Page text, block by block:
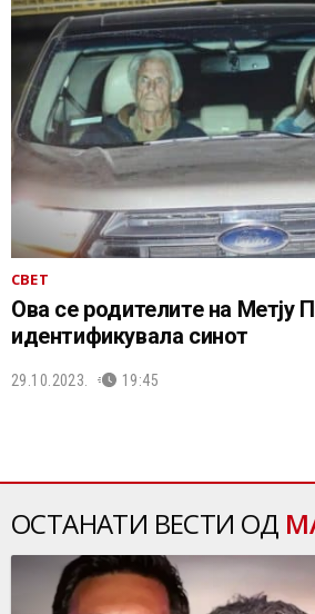
СВЕТ
Oва се родителите на Метју
идентификувала синот
29.10.2023. 19:45
ОСТАНАТИ ВЕСТИ ОД